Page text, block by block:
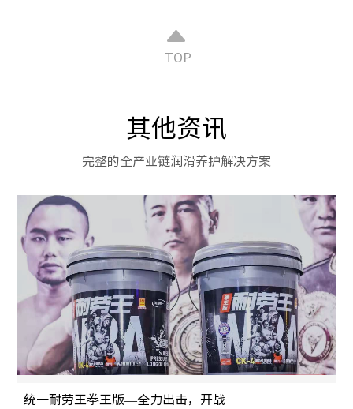
TOP
其他资讯
完整的全产业链润滑养护解决方案
统一耐劳王拳王版―全力出击，开战